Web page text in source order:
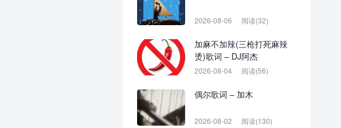
2026-08-06 阅读(32)
加麻不加辣(三枪打死麻辣
烫)歌词 – DJ阿杰
2026-08-04 阅读(56)
偶尔歌词 – 加木
2026-08-02 阅读(130)